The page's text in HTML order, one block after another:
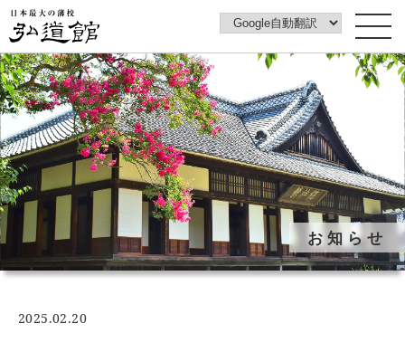
トップページ
弘道館について
みどころ
弘道館みどころ案内動画
フォトギャラリー
イベントカレンダー
花ごよみ
お知らせ
2025.02.20